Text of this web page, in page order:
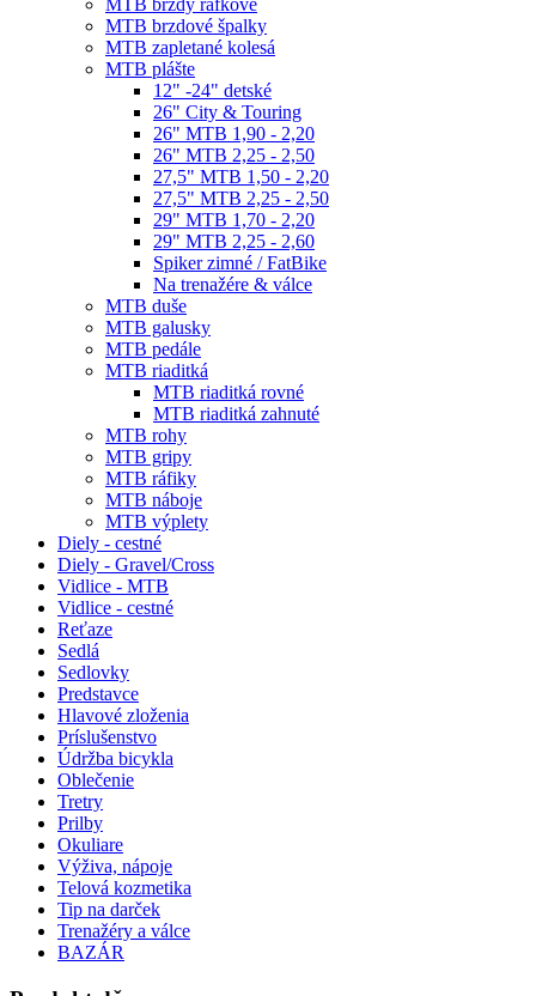
MTB brzdy ráfkové
MTB brzdové špalky
MTB zapletané kolesá
MTB plášte
12" -24" detské
26" City & Touring
26" MTB 1,90 - 2,20
26" MTB 2,25 - 2,50
27,5" MTB 1,50 - 2,20
27,5" MTB 2,25 - 2,50
29" MTB 1,70 - 2,20
29" MTB 2,25 - 2,60
Spiker zimné / FatBike
Na trenažére & válce
MTB duše
MTB galusky
MTB pedále
MTB riaditká
MTB riaditká rovné
MTB riaditká zahnuté
MTB rohy
MTB gripy
MTB ráfiky
MTB náboje
MTB výplety
Diely - cestné
Diely - Gravel/Cross
Vidlice - MTB
Vidlice - cestné
Reťaze
Sedlá
Sedlovky
Predstavce
Hlavové zloženia
Príslušenstvo
Údržba bicykla
Oblečenie
Tretry
Prilby
Okuliare
Výživa, nápoje
Telová kozmetika
Tip na darček
Trenažéry a válce
BAZÁR